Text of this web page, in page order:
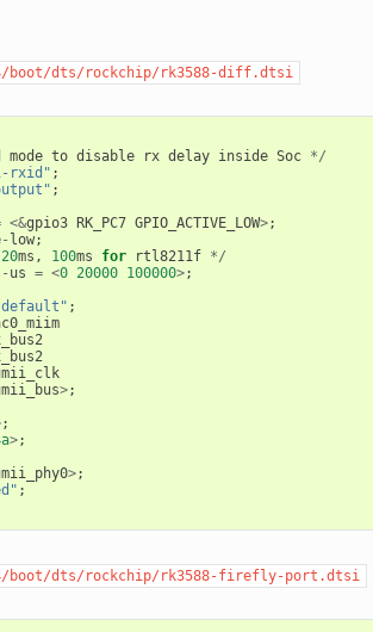
boot/dts/rockchip/rk3588-diff.dtsi
mode to disable rx delay inside Soc */
rxid" ;
;
<&gpio3 RK_PC7 GPIO_ACTIVE_LOW>;
- low;
20ms , 100ms for rtl8211f */
- us = <0 20000 100000>;
;
>;
;
>;
>;
;
boot/dts/rockchip/rk3588-firefly-port.dtsi